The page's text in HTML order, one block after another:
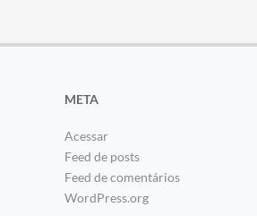
META
Acessar
Feed de posts
Feed de comentários
WordPress.org